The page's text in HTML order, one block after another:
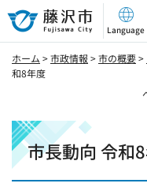
藤沢市
Language
ホーム >市政情報 >市の概要>
和8年度
市長動向 令和